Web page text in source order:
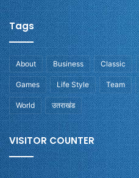
Tags
About Business Classic
Games Life Style Team
World उतराखंड
VISITOR COUNTER